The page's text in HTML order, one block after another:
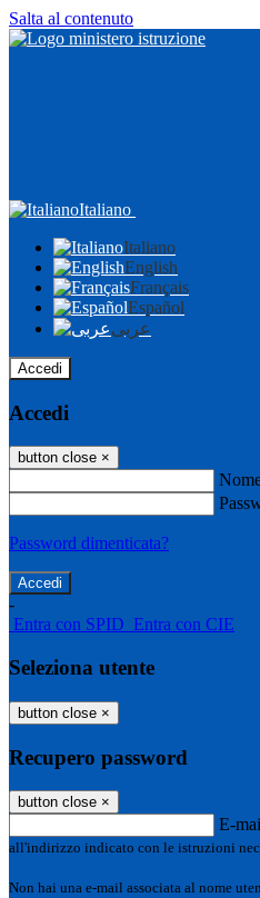
Salta al contenuto
Italiano
Italiano
English
Français
Español
عربى
Accedi
Accedi
button close ×
Password dimenticata?
-
Entra con SPID Entra con CIE
Seleziona utente
button close ×
Recupero password
button close ×
E-
all'indirizzo indicato con le istruzioni
Non hai una e-mail associata al nome